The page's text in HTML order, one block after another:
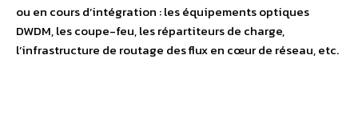
ou en cours d’intégration : les équipements optiques
DWDM, les coupe-feu, les répartiteurs de charge,
l’infrastructure de routage des flux en cœur de réseau, etc.